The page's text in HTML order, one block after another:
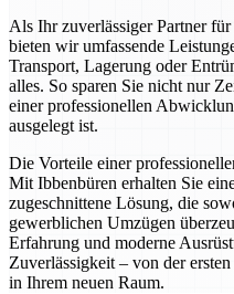
Als Ihr zuverlässiger Partner
bieten wir umfassende
Transport, Lagerung oder
alles. So sparen Sie nicht nur
einer professionellen
ausgelegt ist.
Die Vorteile einer
Mit Ibbenbüren erhalten Sie
zugeschnittene Lösung, die
gewerblichen Umzügen
Erfahrung und moderne
Zuverlässigkeit – von der
in Ihrem neuen Raum.